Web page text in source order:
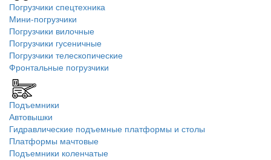
Погрузчики спецтехника
Мини-погрузчики
Погрузчики вилочные
Погрузчики гусеничные
Погрузчики телескопические
Фронтальные погрузчики
Подъемники
Автовышки
Гидравлические подъемные платформы и столы
Платформы мачтовые
Подъемники коленчатые